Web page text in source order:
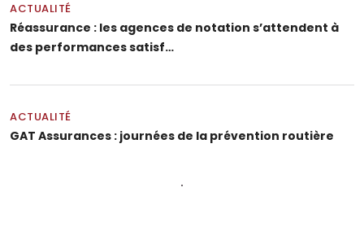
ACTUALITÉ
Réassurance : les agences de notation s’attendent à
des performances satisf…
ACTUALITÉ
GAT Assurances : journées de la prévention routière